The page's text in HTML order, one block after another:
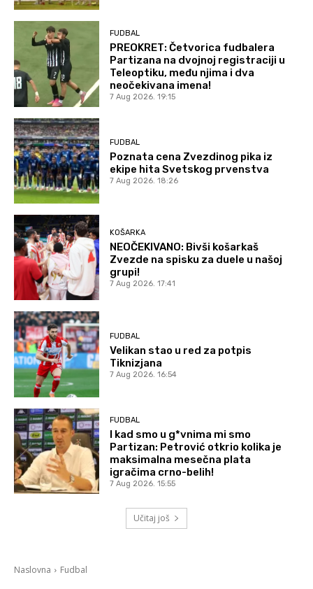
FUDBAL
PREOKRET: Četvorica fudbalera
Partizana na dvojnoj registraciji u
Teleoptiku, među njima i dva
neočekivana imena!
7 Aug 2026. 19:15
FUDBAL
Poznata cena Zvezdinog pika iz
ekipe hita Svetskog prvenstva
7 Aug 2026. 18:26
KOŠARKA
NEOČEKIVANO: Bivši košarkaš
Zvezde na spisku za duele u našoj
grupi!
7 Aug 2026. 17:41
FUDBAL
Velikan stao u red za potpis
Tiknizjana
7 Aug 2026. 16:54
FUDBAL
I kad smo u g*vnima mi smo
Partizan: Petrović otkrio kolika je
maksimalna mesečna plata
igračima crno-belih!
7 Aug 2026. 15:55
Učitaj još